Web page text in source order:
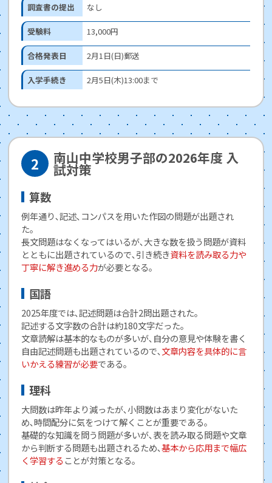
調査書の提出 なし
受験料 13,000円
合格発表日 2月1日(日)郵送
入学手続き 2月5日(木)13:00まで
南山中学校男子部の2026年度 入
試対策
算数
例年通り､記述､コンパスを用いた作図の問題が出題され
た。
長文問題はなくなってはいるが､大きな数を扱う問題が資料
とともに出題されているので､引き続き資料を読み取る力や
丁寧に解き進める力が必要となる。
国語
2025年度では､記述問題は合計2問出題された。
記述する文字数の合計は約180文字だった。
文章読解は基本的なものが多いが､自分の意見や体験を書く
自由記述問題も出題されているので､文章内容を具体的に言
いかえる練習が必要である。
理科
大問数は昨年より減ったが､小問数はあまり変化がないた
め､時間配分に気をつけて解くことが重要である。
基礎的な知識を問う問題が多いが､表を読み取る問題や文章
から判断する問題も出題されるため､基本から応用まで幅広
く学習する ことが対策となる。